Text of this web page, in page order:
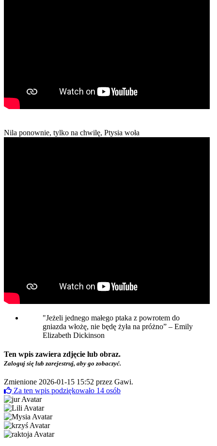
Nila ponownie, tylko na chwilę, Ptysia woła
"Jeżeli jednego małego ptaka z powrotem do
gniazda włożę, nie będę żyła na próżno” – Emily
Elizabeth Dickinson
Ten wpis zawiera zdjęcie lub obraz.
Zaloguj się lub zarejestruj, aby go zobaczyć.
Zmienione 2026-01-15 15:52 przez Gawi.
Za ten wpis podziękowało 14 osób